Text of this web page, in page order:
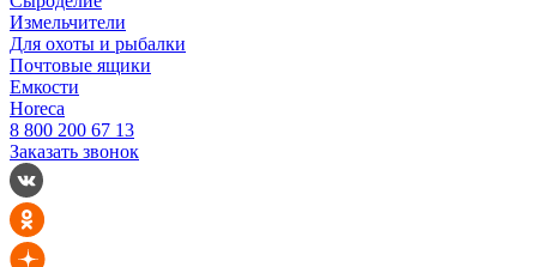
Измельчители
Для охоты и рыбалки
Почтовые ящики
Емкости
Horeca
8 800 200 67 13
Заказать звонок